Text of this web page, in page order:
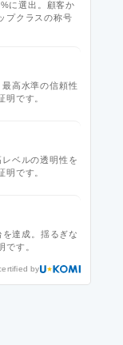
に選出。顧客か
プクラスの称号
高水準の信頼性
明です。
ベルの透明性を
明です。
達成。揺るぎな
です。
by